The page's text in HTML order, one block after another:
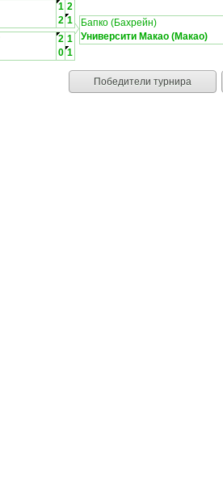
1 2
2 1
2 1
0 1
Бапко (Бахрейн)
Университи Макао (Макао)
Победители турнира